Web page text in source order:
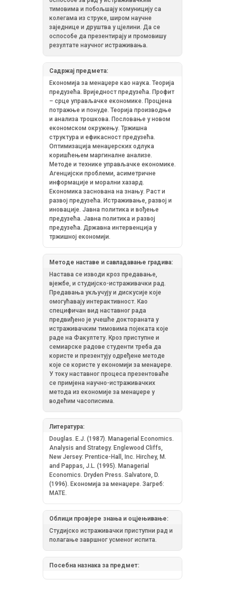
тимовима и побољшају комуницију са
колегама из струке, широм научне
заједнице и друштва у цјелини. Да се
оспособе да презентирају и промовишу
резултате научног истраживања.
Садржај предмета:
Економија за менаџере као наука. Теорија
предузећа. Вриједност предузећа. Профит
– срце управљачке економике. Процјена
потражње и понуде. Теорија производње
и анализа трошкова. Пословање у новом
економском окружењу. Тржишна
структура и ефикасност предузећа.
Оптимизација менаџерских одлука
коришћењем маргиналне анализе.
Методе и технике управљачке економике.
Агенцијски проблеми, асиметричне
информације и морални хазард.
Економика заснована на знању. Раст и
развој предузећа. Истраживање, развој и
иновације. Јавна политика и вођење
предузећа. Јавна политика и развој
предузећа. Државна интервенција у
тржишној економији.
Методе наставе и савладавање градива:
Настава се изводи кроз предавање,
вјежбе, и студијско-истраживачки рад.
Предавања укључују и дискусије које
омогућавају интерактивност. Као
специфичан вид наставног рада
предвиђено је учешће доктораната у
истраживачким тимовима појеката које
раде на Факултету. Кроз приступне и
семиарске радове студенти треба да
користе и презентују одређене методе
које се користе у економији за менаџере.
У току наставног процеса презентоваће
се примјена научно-истраживачких
метода из економије за менаџере у
водећим часописима.
Литература:
Douglas. E.J. (1987). Managerial Economics.
Analysis and Strategy. Englewood Cliffs,
New Jersey: Prentice-Hall, Inc. Hirchey, M.
and Pappas, J.L. (1995). Managerial
Economics. Dryden Press. Salvatore, D.
(1996). Економија за менаџере. Загреб:
МАТЕ.
Облици провјере знања и оцјењивање:
Студијско истраживачки приступни рад и
полагање завршног усменог испита.
Посебна назнака за предмет: